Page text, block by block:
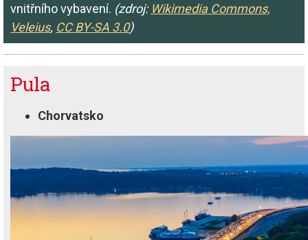
vnitřního vybavení. (zdroj: Wikimedia Commons,
Veleius, CC BY-SA 3.0)
Pula
Chorvatsko